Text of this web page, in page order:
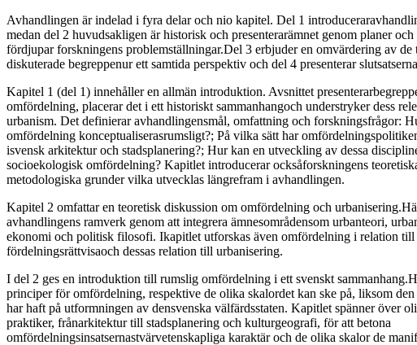
Avhandlingen är indelad i fyra delar och nio kapitel. Del 1
medan del 2 huvudsakligen är historisk och presenterarämnet genom planer
fördjupar forskningens problemställningar.Del 3 erbjuder en omvärdering av de
diskuterade begreppenur ett samtida perspektiv och del 4 presenterar
Kapitel 1 (del 1) innehåller en allmän introduktion. Avsnittet
omfördelning, placerar det i ett historiskt sammanhangoch understryker dess
urbanism. Det definierar avhandlingensmål, omfattning och forskningsfrågor:
omfördelning konceptualiserasrumsligt?; På vilka sätt har
isvensk arkitektur och stadsplanering?; Hur kan en utveckling av dessa
socioekologisk omfördelning? Kapitlet introducerar ocksåforskningens
metodologiska grunder vilka utvecklas längrefram i avhandlingen.
Kapitel 2 omfattar en teoretisk diskussion om omfördelning och
avhandlingens ramverk genom att integrera ämnesområdensom urbanteori,
ekonomi och politisk filosofi. Ikapitlet utforskas även omfördelning i relation
fördelningsrättvisaoch dessas relation till urbanisering.
I del 2 ges en introduktion till rumslig omfördelning i ett svenskt
principer för omfördelning, respektive de olika skalordet kan ske på, liksom den
har haft på utformningen av densvenska välfärdsstaten. Kapitlet spänner över
praktiker, frånarkitektur till stadsplanering och kulturgeografi, för att betona
omfördelningsinsatsernastvärvetenskapliga karaktär och de olika skalor de